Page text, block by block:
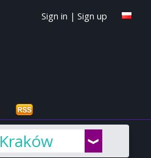
Sign in | Sign up
Kraków